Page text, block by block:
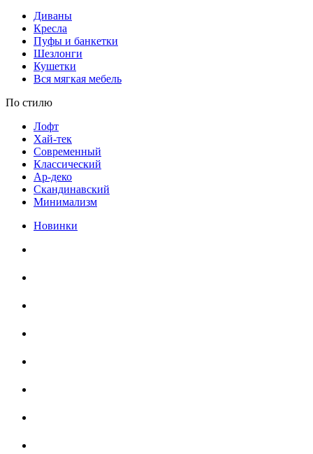
Диваны
Кресла
Пуфы и банкетки
Шезлонги
Кушетки